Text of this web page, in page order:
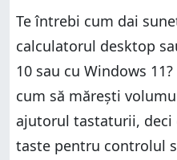
Te întrebi cum dai
calculatorul desktop
10 sau cu Windows
cum să mărești
ajutorul tastaturii, deci
taste pentru controlul